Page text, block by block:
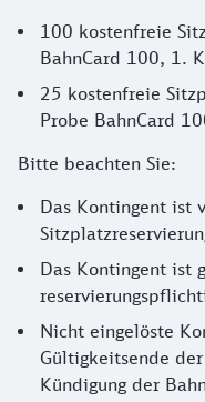
100 kostenfreie
BahnCard 100, 1.
25 kostenfreie
Probe BahnCard
Bitte beachten Sie:
Das Kontingent ist
Das Kontingent ist
Nicht eingelöste
Gültigkeitsende
Kündigung der